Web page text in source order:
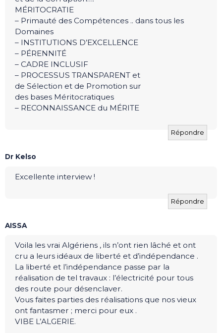
MÉRITOCRATIE
– Primauté des Compétences .. dans tous les
Domaines
– INSTITUTIONS D’EXCELLENCE
– PÉRENNITÉ
– CADRE INCLUSIF
– PROCESSUS TRANSPARENT et
de Sélection et de Promotion sur
des bases Méritocratiques
– RECONNAISSANCE du MÉRITE
Répondre
Dr Kelso
Excellente interview !
Répondre
AISSA
Voila les vrai Algériens , ils n’ont rien lâché et ont
cru a leurs idéaux de liberté et d’indépendance .
La liberté et l’indépendance passe par la
réalisation de tel travaux : l’électricité pour tous
des route pour désenclaver.
Vous faites parties des réalisations que nos vieux
ont fantasmer ; merci pour eux .
VIBE L’ALGERIE.